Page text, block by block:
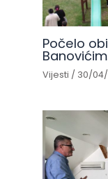
Počelo
Vijesti / 30/